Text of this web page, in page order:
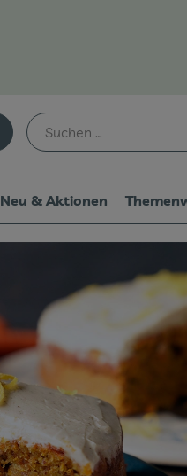
Neu & Aktionen